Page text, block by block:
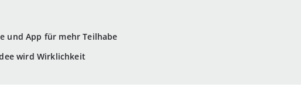
und App für mehr Teilhabe
wird Wirklichkeit